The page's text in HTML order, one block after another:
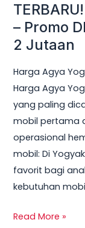
– Promo
2 Jutaan
Harga Agya
Harga Agya
yang paling
mobil pertama
operasional
mobil: Di
favorit bagi
kebutuhan
2
Jutaan
Read More »